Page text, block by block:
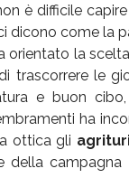
è difficile
dicono come la
orientato la
trascorrere le
e buon
ha
ottica gli
della campagna